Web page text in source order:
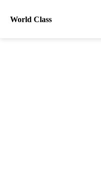
World Class